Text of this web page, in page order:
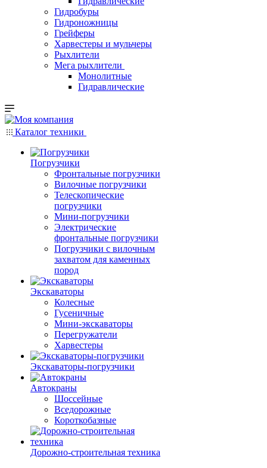
Гидробуры
Гидроножницы
Грейферы
Харвестеры и мульчеры
Рыхлители
Мега рыхлители
Монолитные
Гидравлические
Каталог техники
Погрузчики
Фронтальные погрузчики
Вилочные погрузчики
Телескопические
погрузчики
Мини-погрузчики
Электрические
фронтальные погрузчики
Погрузчики с вилочным
захватом для каменных
пород
Экскаваторы
Колесные
Гусеничные
Мини-экскаваторы
Перегружатели
Харвестеры
Экскаваторы-погрузчики
Автокраны
Шоссейные
Вседорожные
Короткобазные
Дорожно-строительная техника